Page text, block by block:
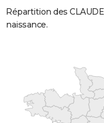
Répartition des
naissance.